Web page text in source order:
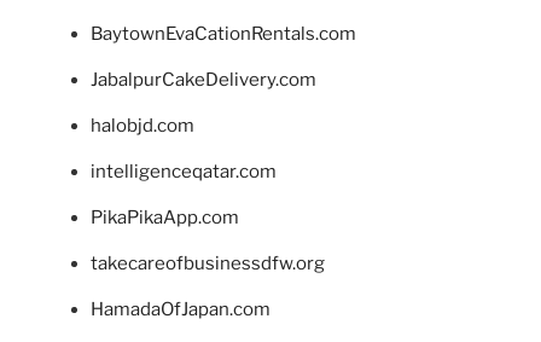
BaytownEvaCationRentals.com
JabalpurCakeDelivery.com
halobjd.com
intelligenceqatar.com
PikaPikaApp.com
takecareofbusinessdfw.org
HamadaOfJapan.com